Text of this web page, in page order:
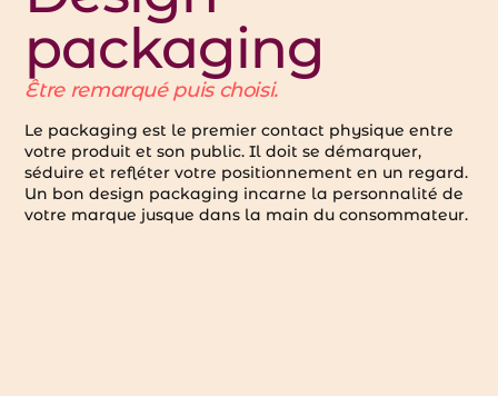
packaging
Être remarqué puis choisi.
Le packaging est le premier contact physique entre
votre produit et son public. Il doit se démarquer,
séduire et refléter votre positionnement en un regard.
Un bon design packaging incarne la personnalité de
votre marque jusque dans la main du consommateur.